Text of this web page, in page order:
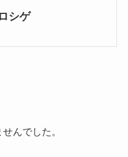
シゲ
んでした。